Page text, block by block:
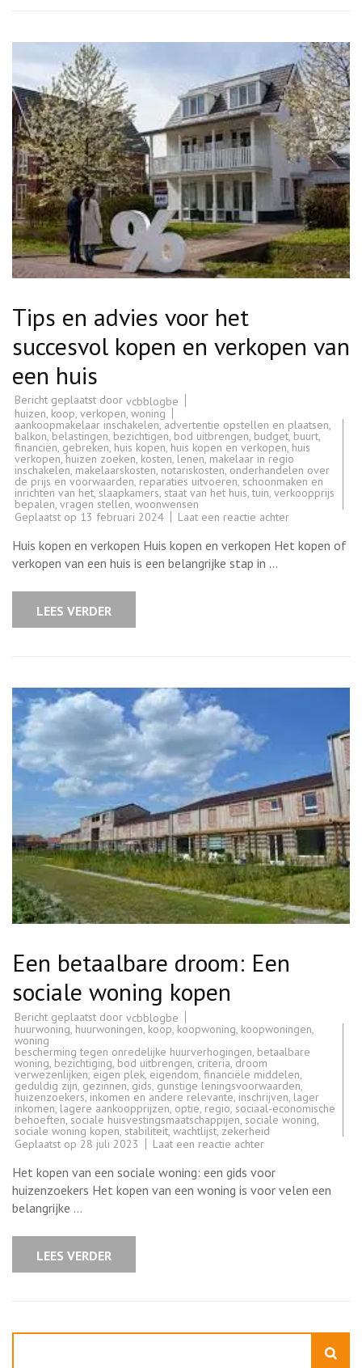
Tips en advies voor het
succesvol kopen en verkopen van
een huis
Bericht geplaatst door vcbblogbe
huizen, koop, verkopen, woning
aankoopmakelaar inschakelen, advertentie opstellen en plaatsen,
balkon, belastingen, bezichtigen, bod uitbrengen, budget, buurt,
financiën, gebreken, huis kopen, huis kopen en verkopen, huis
verkopen, huizen zoeken, kosten, lenen, makelaar in regio
inschakelen, makelaarskosten, notariskosten, onderhandelen over
de prijs en voorwaarden, reparaties uitvoeren, schoonmaken en
inrichten van het, slaapkamers, staat van het huis,tuin, verkoopprijs
bepalen, vragen stellen, woonwensen
Geplaatst op 13 februari 2024 Laat een reactie achterop
en
advies
Huis kopen en verkopen Huis kopen en verkopen Het kopen of
verkopen van een huis is een belangrijke stap in …
LEES VERDER
Een betaalbare droom: Een
sociale woning kopen
Bericht geplaatst door vcbblogbe
huurwoning, huurwoningen, koop, koopwoning, koopwoningen,
woning
bescherming tegen onredelijke huurverhogingen, betaalbare
woning, bezichtiging, bod uitbrengen, criteria,droom
verwezenlijken,eigen plek, eigendom, financiële middelen,
geduldig zijn, gezinnen, gids, gunstige leningsvoorwaarden,
huizenzoekers, inkomen en andere relevante, inschrijven, lager
inkomen, lagere aankoopprijzen, optie, regio, sociaal-economische
behoeften,sociale huisvestingsmaatschappijen, sociale woning,
sociale woning kopen, stabiliteit, wachtlijst, zekerheid
Geplaatst op 28 juli 2023 Laat een reactie achterop
droom:
Een
sociale
Het kopen van een sociale woning: een gids voor
huizenzoekers Het kopen van een woning is voor velen een
belangrijke …
LEES VERDER